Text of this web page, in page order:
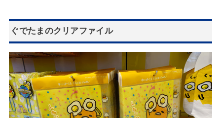
ぐでたまのクリアファイル